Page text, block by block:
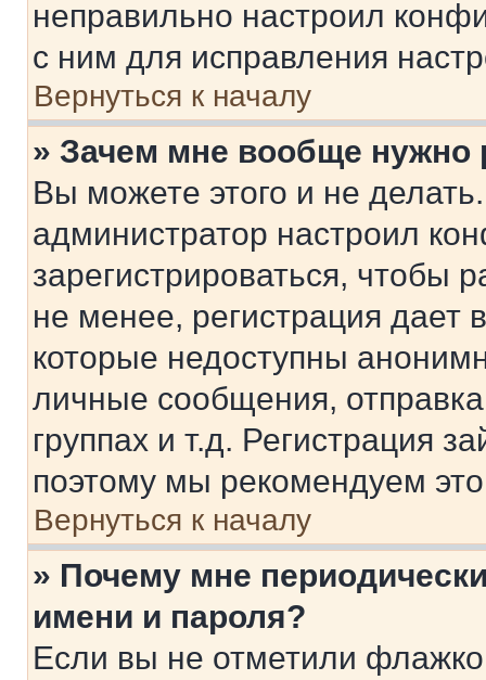
неправильно настроил
с ним для исправления
Вернуться к началу
» Зачем мне вообще нужно
Вы можете этого и не
администратор настроил
зарегистрироваться, чтобы
не менее, регистрация
которые недоступны
личные сообщения,
группах и т.д. Регистрация
поэтому мы рекомендуем
Вернуться к началу
» Почему мне
имени и пароля?
Если вы не отметили